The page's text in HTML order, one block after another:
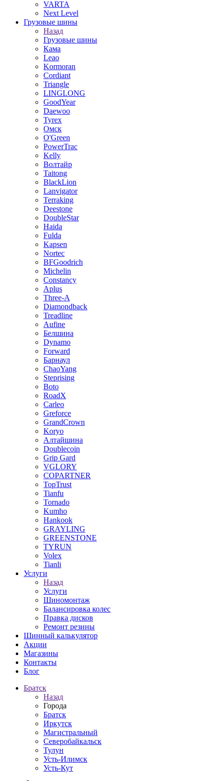
VARTA
Next Level
Грузовые шины
Назад
Грузовые шины
Кама
Leao
Kormoran
Cordiant
Triangle
LINGLONG
GoodYear
Daewoo
Tyrex
Омск
O'Green
PowerTrac
Kelly
Волтайр
Taitong
BlackLion
Lanvigator
Terraking
Deestone
DoubleStar
Haida
Fulda
Kapsen
Nortec
BFGoodrich
Michelin
Constancy
Aplus
Three-A
Diamondback
Treadline
Aufine
Белшина
Dynamo
Forward
Барнаул
ChaoYang
Steprising
Boto
RoadX
Carleo
Greforce
GrandCrown
Koryo
Алтайшина
Doublecoin
Grip Gard
VGLORY
COPARTNER
TopTrust
Tianfu
Tornado
Kumho
Hankook
GRAYLING
GREENSTONE
TYRUN
Volex
Tianli
Услуги
Назад
Услуги
Шиномонтаж
Балансировка колес
Правка дисков
Ремонт резины
Шинный калькулятор
Акции
Магазины
Контакты
Блог
Братск
Назад
Города
Братск
Иркутск
Магистральный
Северобайкальск
Тулун
Усть-Илимск
Усть-Кут